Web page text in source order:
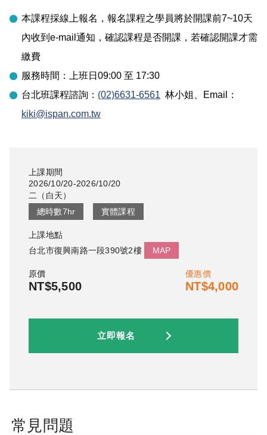
本課程採線上報名，報名課程之學員將於開課前7~10天
內收到e-mail通知，確認課程是否開課，若確認開課才需
繳費
服務時間：上班日09:00 至 17:30
台北班課程諮詢： (02)6631-6561 林小姐
、Email：
kiki@ispan.com.tw
上課期間
2026/10/20-2026/10/20
二
（ 白天）
總時數7hr 實體課程
上課地點
台北市復興南路一段390號2樓
MAP
原價
NT$5,500
優惠價
NT$4,000
立即報名
常見問題